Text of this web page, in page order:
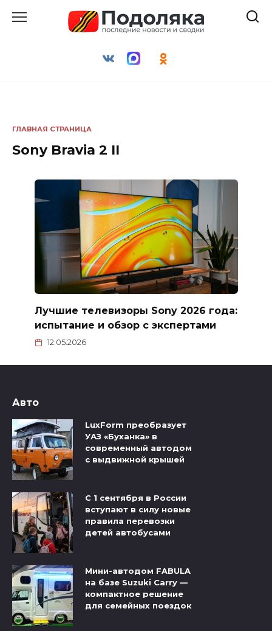
ГЛАВНАЯ СТРАНИЦА
Sony Bravia 2 II
Лучшие телевизоры Sony 2026 года:
испытание и обзор с экспертами
12.05.2026
Авто
LuxForm преобразует
УАЗ «Буханка» в
современный автодом
с выдвижной крышей
С 1 сентября в России
вступают в силу новые
правила перевозки
детей автобусами
Мини-автодом FABULA
на базе Suzuki Carry —
компактное решение
для семейных поездок